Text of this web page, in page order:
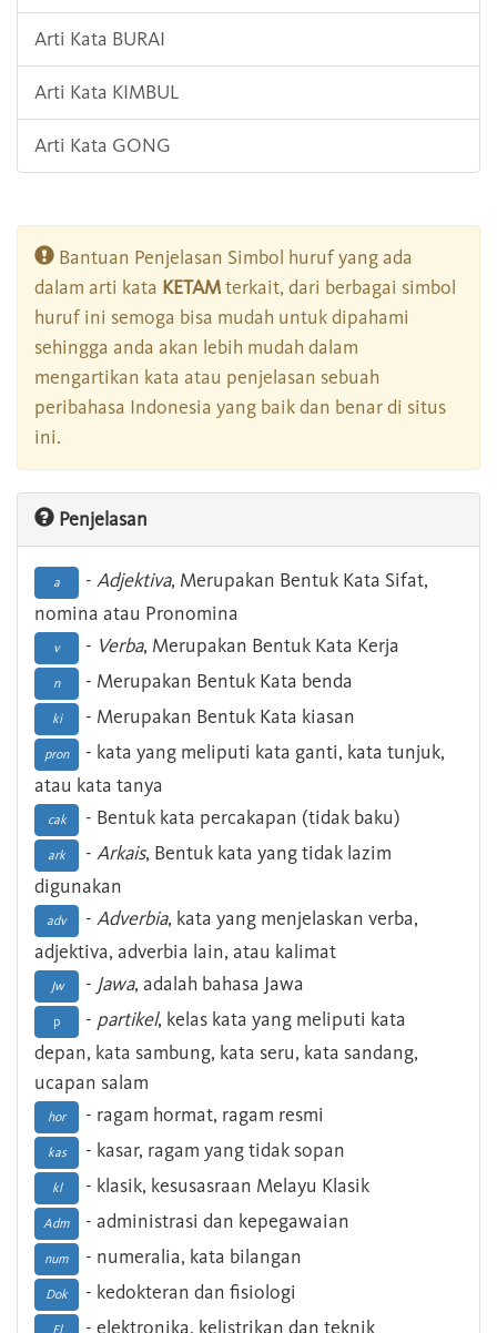
Arti Kata BURAI
Arti Kata KIMBUL
Arti Kata GONG
Bantuan Penjelasan Simbol huruf yang ada
dalam arti kata KETAMterkait, dari berbagai simbol
huruf ini semoga bisa mudah untuk dipahami
sehingga anda akan lebih mudah dalam
mengartikan kata atau penjelasan sebuah
peribahasa Indonesia yang baik dan benar di situs
ini.
Penjelasan
a - Adjektiva, Merupakan Bentuk Kata Sifat,
nomina atau Pronomina
v - Verba, Merupakan Bentuk Kata Kerja
n - Merupakan Bentuk Kata benda
ki - Merupakan Bentuk Kata kiasan
pron
- kata yang meliputi kata ganti, kata tunjuk,
atau kata tanya
cak - Bentuk kata percakapan (tidak baku)
ark - Arkais, Bentuk kata yang tidak lazim
digunakan
adv - Adverbia, kata yang menjelaskan verba,
adjektiva, adverbia lain, atau kalimat
Jw - Jawa, adalah bahasa Jawa
p - partikel, kelas kata yang meliputi kata
depan, kata sambung, kata seru, kata sandang,
ucapan salam
hor - ragam hormat, ragam resmi
kas - kasar, ragam yang tidak sopan
kl - klasik, kesusasraan Melayu Klasik
Adm - administrasi dan kepegawaian
num - numeralia, kata bilangan
Dok - kedokteran dan fisiologi
El - elektronika, kelistrikan dan teknik